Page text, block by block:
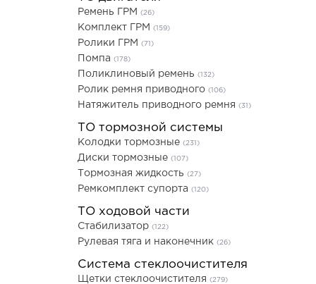
Ремень ГРМ (26)
Комплект ГРМ (159)
Ролики ГРМ (71)
Помпа (178)
Поликлиновый ремень (132)
Ролик ремня приводного (106)
Натяжитель приводного ремня (31)
ТО тормозной системы
Колодки тормозные (231)
Диски тормозные (107)
Тормозная жидкость (27)
Ремкомплект супорта (120)
ТО ходовой части
Стабилизатор (122)
Рулевая тяга и наконечник (26)
Система стеклоочистителя
Щетки стеклоочистителя (279)